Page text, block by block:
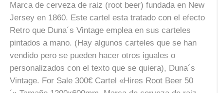
Marca de cerveza de raiz (root beer) fundada en New
Jersey en 1860. Este cartel esta tratado con el efecto
Retro que Duna´s Vintage emplea en sus carteles
pintados a mano. (Hay algunos carteles que se han
vendido pero se pueden hacer otros iguales o
personalizados con el texto que se quiera), Duna´s
Vintage. For Sale 300€ Cartel «Hires Root Beer 50